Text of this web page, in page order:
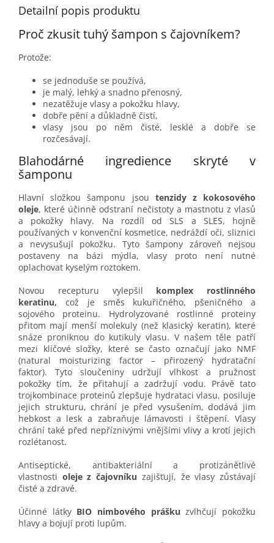
Detailní popis produktu
Proč zkusit tuhý šampon s čajovníkem?
Protože:
se jednoduše se používá,
je malý, lehký a snadno přenosný,
nezatěžuje vlasy a pokožku hlavy,
dobře pění a důkladně čistí,
vlasy jsou po něm čisté, lesklé a dobře se
rozčesávají.
Blahodárné ingredience skryté v
šamponu
Hlavní složkou šamponu jsou tenzidy z kokosového
oleje, které účinně odstraní nečistoty a mastnotu z vlasů
a pokožky hlavy. Na rozdíl od SLS a SLES, hojně
používaných v konvenční kosmetice, nedráždí oči, sliznici
a nevysušují pokožku. Tyto šampony zároveň nejsou
postaveny na bázi mýdla, vlasy proto není nutné
oplachovat kyselým roztokem.
Novou recepturu vylepšil komplex rostlinného
keratinu,
což je směs kukuřičného, pšeničného a
sojového proteinu. Hydrolyzované rostlinné proteiny
přitom mají menší molekuly (než klasický keratin), které
snáze proniknou do kutikuly vlasu. V našem těle patří
mezi klíčové složky, které se často označují jako NMF
(natural moisturizing factor – přirozený hydratační
faktor). Tyto sloučeniny udržují vlhkost a pružnost
pokožky tím, že přitahují a zadržují vodu. Právě tato
trojkombinace proteinů zlepšuje hydrataci vlasu, posiluje
jejich strukturu, chrání je před vysušením, dodává jim
hebkost a lesk a zabraňuje lámavosti i štěpení. Vlasy
chrání také před nepříznivými vnějšími vlivy a krotí jejich
rozlétanost.
Antiseptické, antibakteriální a protizánětlivé
vlastnosti oleje z čajovníku zajišťují, že vlasy zůstávají
čisté a zdravé.
Účinné látky BIO nimbového prášku zvlhčují pokožku
hlavy a bojují proti lupům.